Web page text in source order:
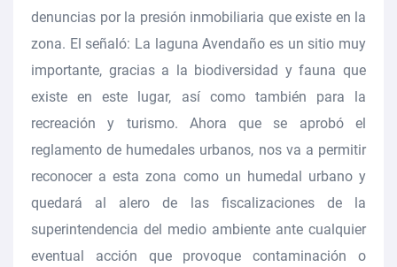
denuncias por la presión inmobiliaria que existe en la
zona. El señaló: La laguna Avendaño es un sitio muy
importante, gracias a la biodiversidad y fauna que
existe en este lugar, así como también para la
recreación y turismo. Ahora que se aprobó el
reglamento de humedales urbanos, nos va a permitir
reconocer a esta zona como un humedal urbano y
quedará al alero de las fiscalizaciones de la
superintendencia del medio ambiente ante cualquier
eventual acción que provoque contaminación o